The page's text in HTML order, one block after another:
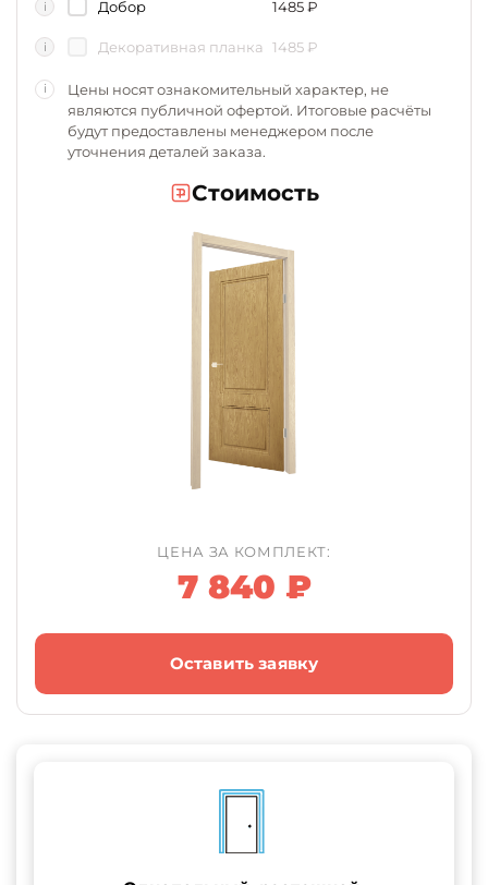
i Добор 1485₽
i Декоративная планка 1485 ₽
i
Цены носят ознакомительный характер, не
являются публичной офертой. Итоговые расчёты
будут предоставлены менеджером после
уточнения деталей заказа.
Стоимость
ЦЕНА ЗА КОМПЛЕКТ:
7 840 ₽
Оставить заявку